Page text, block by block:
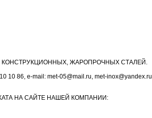
ЖАРОПРОЧНЫХ СТАЛЕЙ.
10 86, e-mail: met-05@mail.ru, met-inox@yandex.ru
НА САЙТЕ НАШЕЙ КОМПАНИИ: